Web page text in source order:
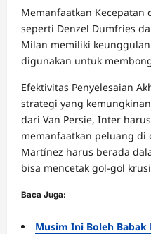
Memanfaatkan Kecepatan
seperti Denzel Dumfries
Milan memiliki
digunakan untuk
Efektivitas Penyelesaian
strategi yang
dari Van Persie, Inter
memanfaatkan peluang di
Martínez harus berada
bisa mencetak gol-gol
Baca Juga:
Musim Ini Boleh